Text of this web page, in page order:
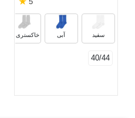
سفید آبی
40/44